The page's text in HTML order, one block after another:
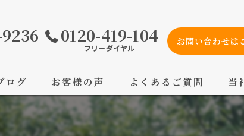
0120-419-104
フリーダイヤル
お問い合わせは
ログ お客様の声 よくあるご質問 当
設